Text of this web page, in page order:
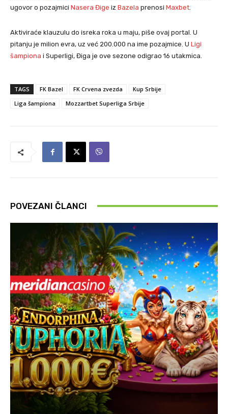
ugovor o pozajmici Nasera Đige iz Bazela prenosi Maxbet
Aktiviraće klauzulu do isreka roka u maju, piše ovaj portal. U
pitanju je milion evra, uz već 200.000 na ime pozajmice. U Ligi
šampiona i Superligi, Điga je ove sezone odigrao 16 utakmica.
TAGS FK Bazel FK Crvena zvezda
Kup Srbije
Liga šampiona
Mozzartbet Superliga Srbije
POVEZANI ČLANCI